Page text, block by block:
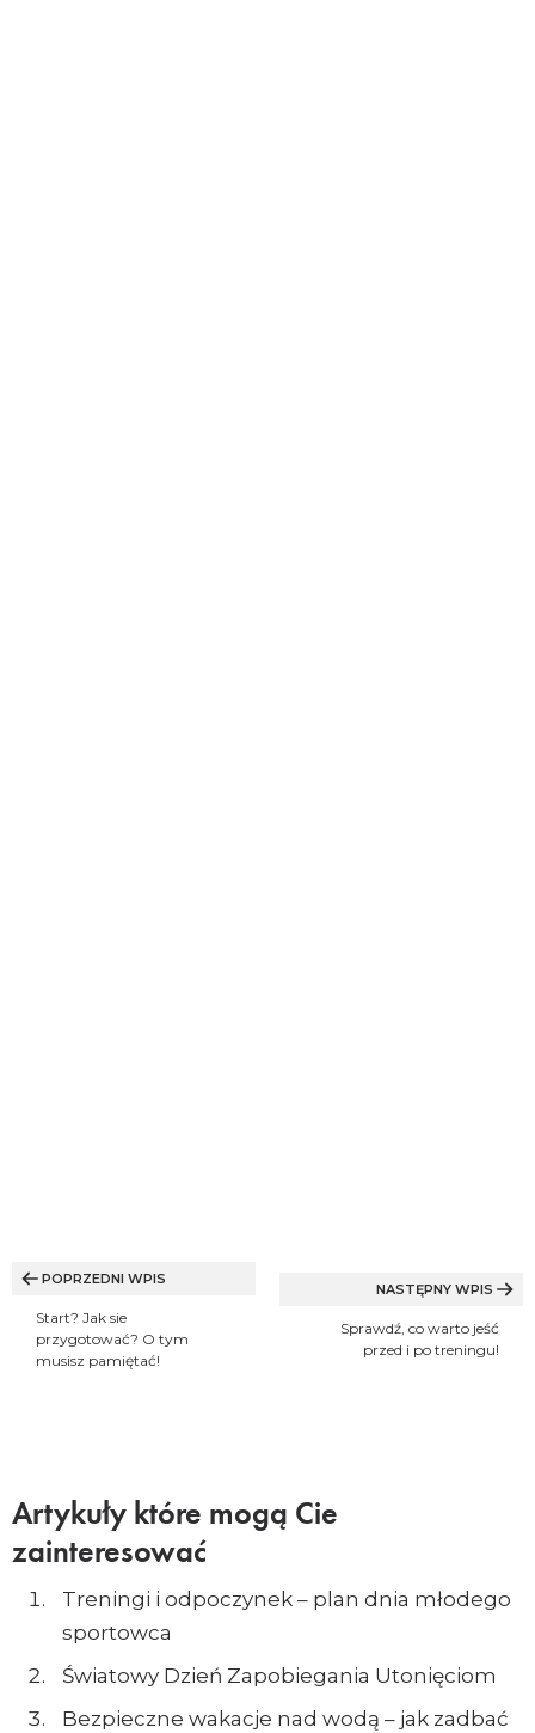
wpisu
POPRZEDNI WPIS
Start? Jak sie
przygotować? O tym
musisz pamiętać!
NASTĘPNY WPIS
Sprawdź, co warto jeść
przed i po treningu!
Artykuły które mogą Cie
zainteresować
Treningi i odpoczynek – plan dnia młodego
sportowca
Światowy Dzień Zapobiegania Utonięciom
Bezpieczne wakacje nad wodą – jak zadbać